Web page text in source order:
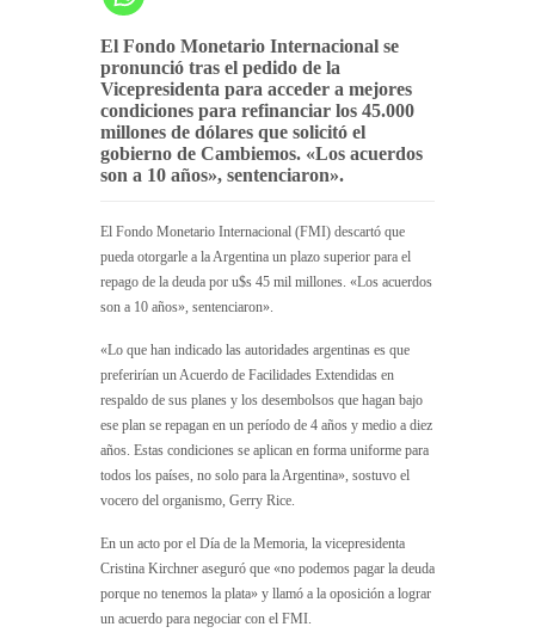
El Fondo Monetario Internacional se
pronunció tras el pedido de la
Vicepresidenta para acceder a mejores
condiciones para refinanciar los 45.000
millones de dólares que solicitó el
gobierno de Cambiemos. «Los acuerdos
son a 10 años», sentenciaron».
El Fondo Monetario Internacional (FMI) descartó que
pueda otorgarle a la Argentina un plazo superior para el
repago de la deuda por u$s 45 mil millones. «Los acuerdos
son a 10 años», sentenciaron».
«Lo que han indicado las autoridades argentinas es que
preferirían un Acuerdo de Facilidades Extendidas en
respaldo de sus planes y los desembolsos que hagan bajo
ese plan se repagan en un período de 4 años y medio a diez
años. Estas condiciones se aplican en forma uniforme para
todos los países, no solo para la Argentina», sostuvo el
vocero del organismo, Gerry Rice.
En un acto por el Día de la Memoria, la vicepresidenta
Cristina Kirchner aseguró que «no podemos pagar la deuda
porque no tenemos la plata» y llamó a la oposición a lograr
un acuerdo para negociar con el FMI.